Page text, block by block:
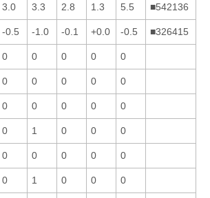
3.0 3.3 2.8 1.3 5.5 ■542136
-0.5 -1.0 -0.1 +0.0 -0.5 ■326415
0 0 0 0 0
0 0 0 0 0
0 0 0 0 0
0 1 0 0 0
0 0 0 0 0
0 1 0 0 0